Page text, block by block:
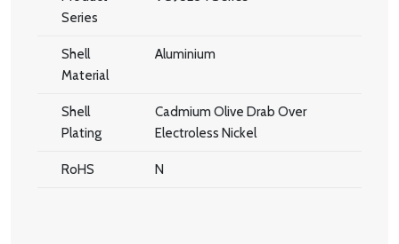
Series
Shell
Material
Aluminium
Shell
Plating
Cadmium Olive Drab Over
Electroless Nickel
RoHS N